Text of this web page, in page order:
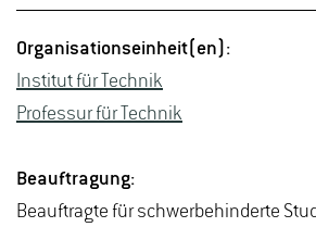
Or­ga­ni­sa­ti­ons­ein­heit(en):
In­sti­tut für Tech­nik
Pro­fes­sur für Tech­nik
Be­auf­tra­gung:
Be­auf­trag­te für schwer­be­hin­der­te